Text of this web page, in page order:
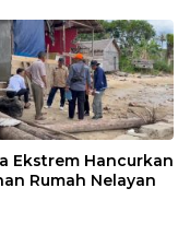
Ekstrem Hancurkan
Rumah Nelayan